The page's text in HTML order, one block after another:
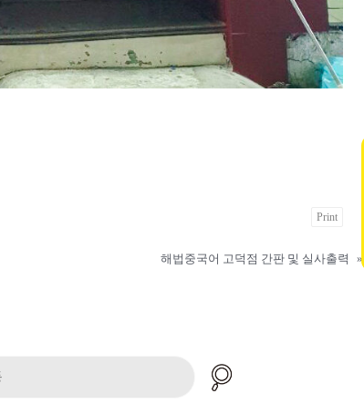
Print
해법중국어 고덕점 간판 및 실사출력 »